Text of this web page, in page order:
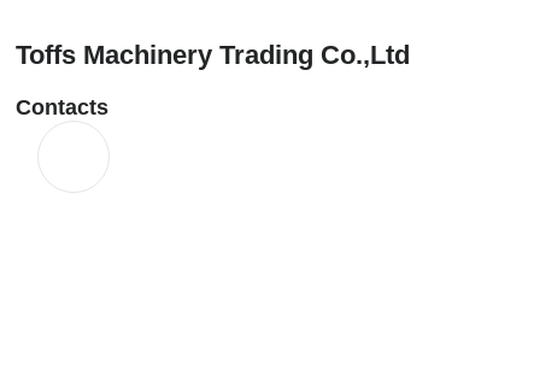
Toffs Machinery Trading Co.,Ltd
Contacts